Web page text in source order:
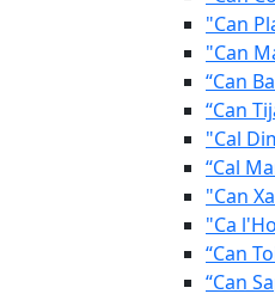
"Can
"Can
“Can
“Can
"Cal
“Cal
"Can
"Ca
“Can
“Can